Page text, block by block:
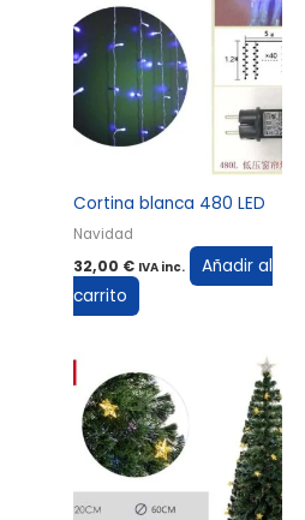
Cortina blanca 480 LED
Navidad
32,00 € IVA inc.
Añadir al
carrito